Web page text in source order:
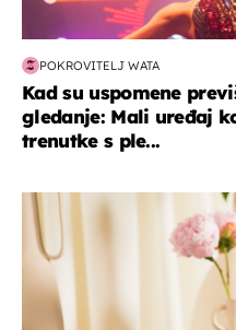
POKROVITELJ WATA
Kad su uspomene
gledanje: Mali uređaj
trenutke s ple...
moda & ljepota